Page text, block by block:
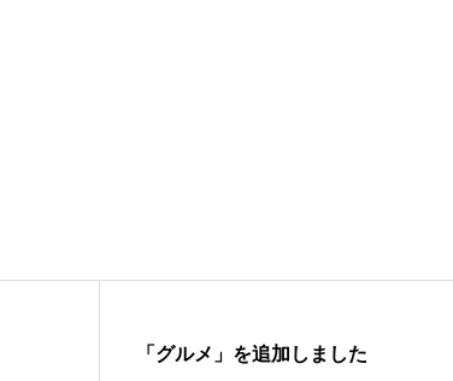
「グルメ」を追加しました